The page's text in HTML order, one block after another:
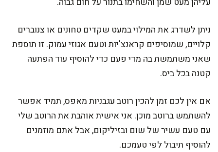
ניתן לשדרג את המילוי במעט שקדים טחונים או צנוברים
קלויים, שמוסיפים קראנצ'יות וטעם אגוזי עמוק. זו תוספת
שאני משתמשת בה מדי פעם כדי להוסיף עוד הפתעה
קטנה בכל ביס.
אם אין לכם זמן להכין רוטב עגבניות מאפס, תמיד אפשר
להשתמש ברוטב מוכן. אני אישית אוהבת את הרוטב שלי
עם טעם עשיר של שום ובזיליקום, אבל אתם מוזמנים
להוסיף תיבול לפי טעמכם.